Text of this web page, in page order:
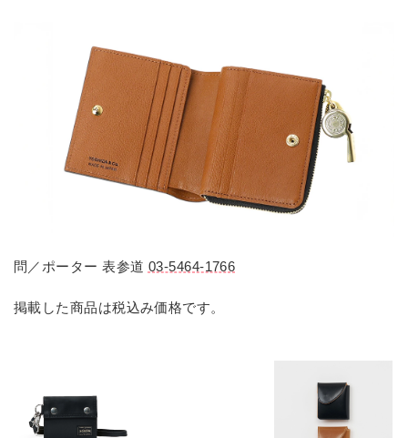
問／ポーター 表参道 03-5464-1766
掲載した商品は税込み価格です。